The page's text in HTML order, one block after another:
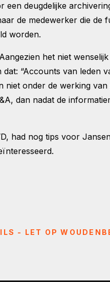
deugdelijke
de medewerker die de
worden.
het niet
“Accounts van leden
niet onder de werking
dan nadat de
had nog tips voor
- LET OP